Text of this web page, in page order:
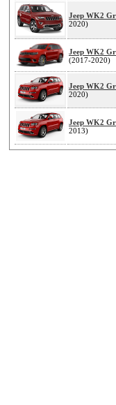
Jeep WK2
2020)
Jeep WK2
(2017-2020)
Jeep WK2
2020)
Jeep WK2
2013)